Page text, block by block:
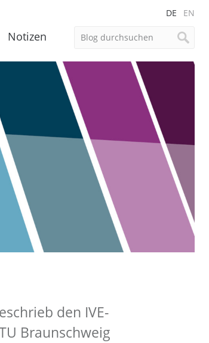
DE EN
Notizen
den IVE-
Braunschweig